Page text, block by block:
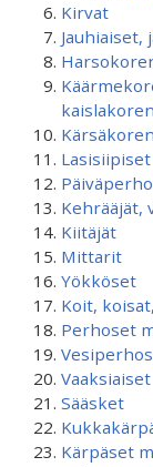
Kirvat
Lasisiipiset
Kehrääjät,
Kiitäjät
Mittarit
Yökköset
Koit,
Perhoset
Vaaksiaiset
Sääsket
Kärpäset